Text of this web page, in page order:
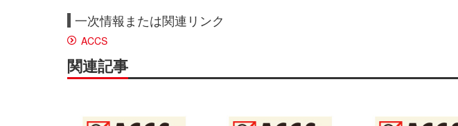
一次情報または関連リンク
ACCS
関連記事